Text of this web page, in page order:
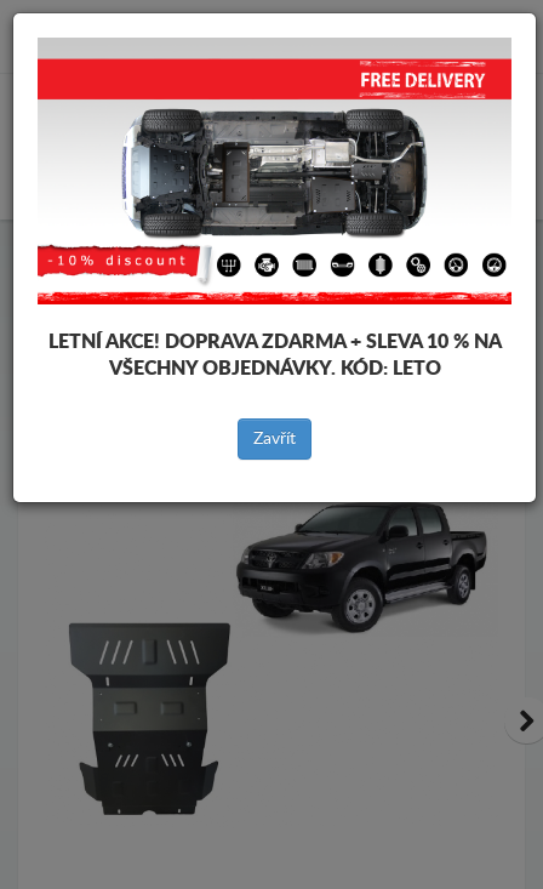
info@krytpodmotor.com
Kryt pod motor Toyota Kryt pod motor Toyota Hilux
vozidel
Značky vozidel
Zpět na produkty
LETNÍ AKCE! DOPRAVA ZDARMA + SLEVA 10 % NA
VŠECHNY OBJEDNÁVKY. KÓD: LETO
Zavřít